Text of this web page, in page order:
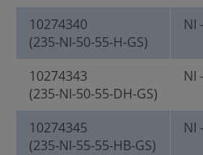
10274340
(235-NI-50-55-H-GS)
NI
10274343
(235-NI-50-55-DH-GS)
NI
10274345
(235-NI-55-55-HB-GS)
NI